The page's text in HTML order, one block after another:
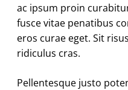
ac ipsum proin
fusce vitae penatibus
eros curae eget. Sit
ridiculus cras.
Pellentesque justo